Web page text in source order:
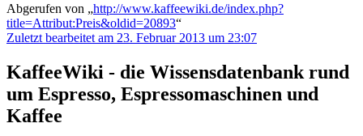
Abgerufen von „http://www.kaffeewiki.de/index.php?
title=Attribut:Preis&oldid=20893“
Zuletzt bearbeitet am 23. Februar 2013 um 23:07
KaffeeWiki - die Wissensdatenbank rund
um Espresso, Espressomaschinen und
Kaffee